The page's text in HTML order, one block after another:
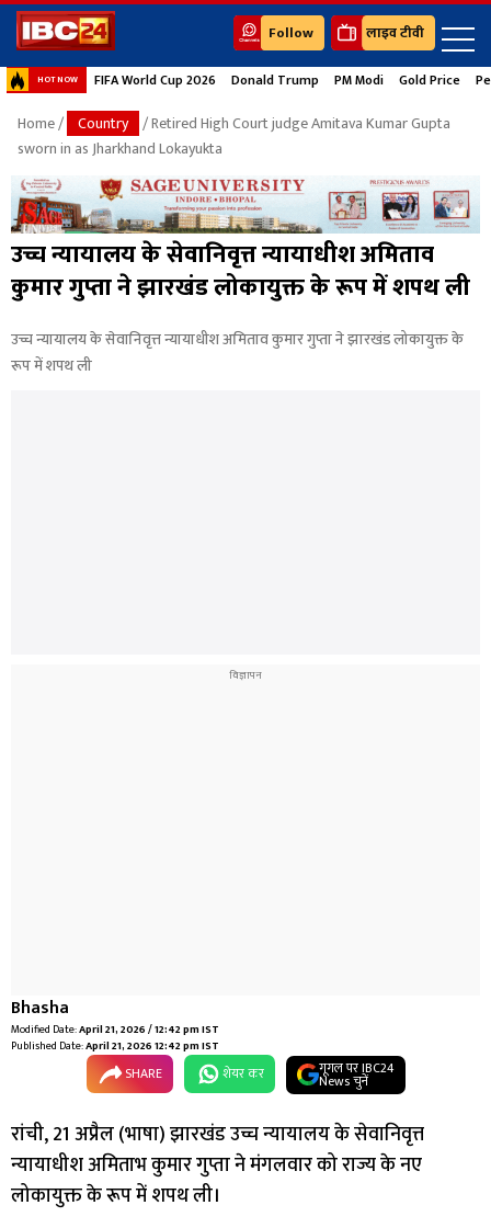
Follow लाइव टीवी
HOT NOW FIFA World Cup 2026 Donald Trump PM Modi Gold Price
Home/ Country / Retired High Court judge Amitava Kumar Gupta
sworn in as Jharkhand Lokayukta
उच्च न्यायालय के सेवानिवृत्त न्यायाधीश अमिताव
कुमार गुप्ता ने झारखंड लोकायुक्त के रूप में शपथ ली
उच्च न्यायालय के सेवानिवृत्त न्यायाधीश अमिताव कुमार गुप्ता ने झारखंड लोकायुक्त के
रूप में शपथ ली
Bhasha
Modified Date:April 21, 2026 / 12:42 pm IST
Published Date:April 21, 2026 12:42 pm IST
SHARE शेयर कर गूगल पर IBC24
News चुनें
रांची, 21 अप्रैल (भाषा) झारखंड उच्च न्यायालय के सेवानिवृत्त
न्यायाधीश अमिताभ कुमार गुप्ता ने मंगलवार को राज्य के नए
लोकायुक्त के रूप में शपथ ली।